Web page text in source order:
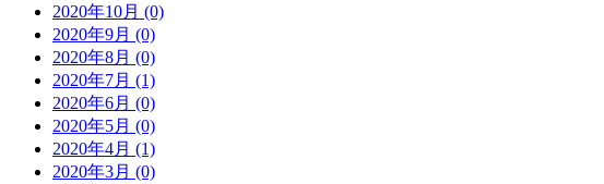
2020年10月 (0)
2020年9月 (0)
2020年8月 (0)
2020年7月 (1)
2020年6月 (0)
2020年5月 (0)
2020年4月 (1)
2020年3月 (0)